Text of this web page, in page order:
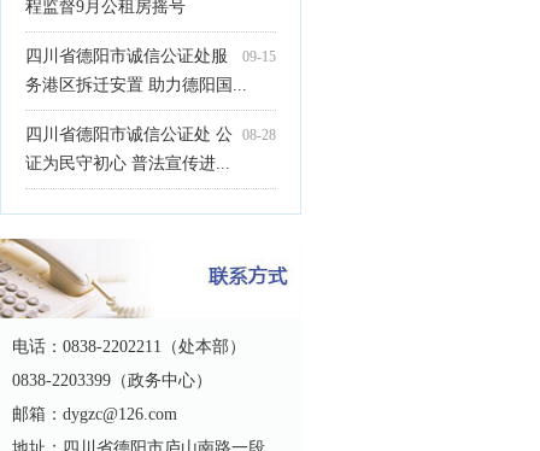
程监督9月公租房摇号
09-15
四川省德阳市诚信公证处服
务港区拆迁安置 助力德阳国...
08-28
四川省德阳市诚信公证处 公
证为民守初心 普法宣传进...
电话：0838-2202211（处本部）
0838-2203399（政务中心）
邮箱：dygzc@126.com